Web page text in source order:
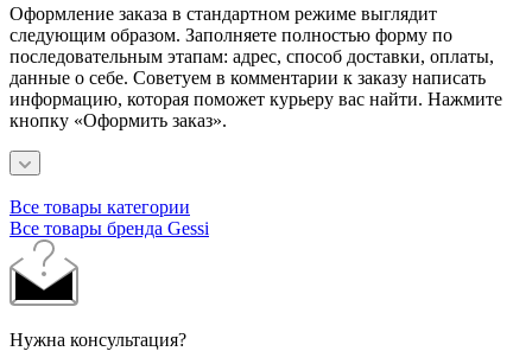
Оформление заказа в стандартном режиме выглядит
следующим образом. Заполняете полностью форму по
последовательным этапам: адрес, способ доставки, оплаты,
данные о себе. Советуем в комментарии к заказу написать
информацию, которая поможет курьеру вас найти. Нажмите
кнопку «Оформить заказ».
Все товары категории
Все товары бренда Gessi
Нужна консультация?